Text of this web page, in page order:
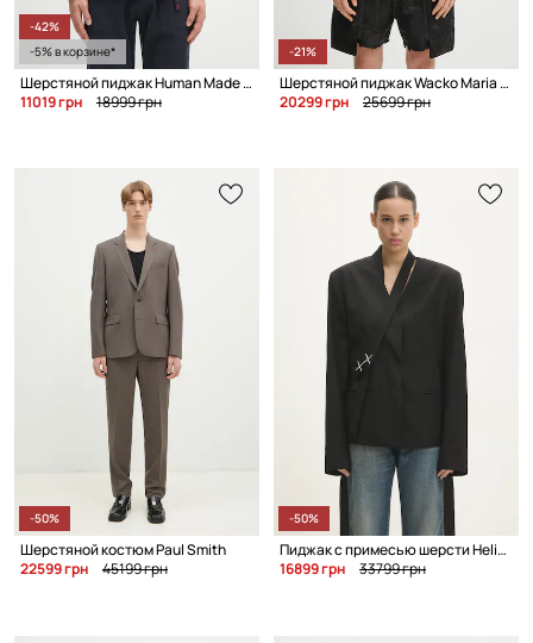
-42%
-5% в корзине*
Шерстяной пиджак Human Made Wool Blend Blazer
11019 грн
18999 грн
-21%
Шерстяной пиджак Wacko Maria Single Breasted
20299 грн
25699 грн
-50%
Шерстяной костюм Paul Smith
22599 грн
45199 грн
-50%
Пиджак с примесью шерсти Heliot Emil
16899 грн
33799 грн